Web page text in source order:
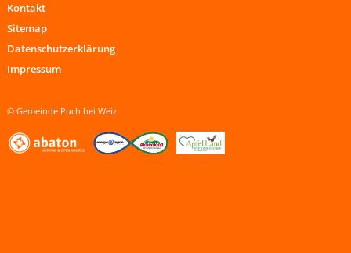
Kontakt
Sitemap
Datenschutzerklärung
Impressum
© Gemeinde Puch bei Weiz